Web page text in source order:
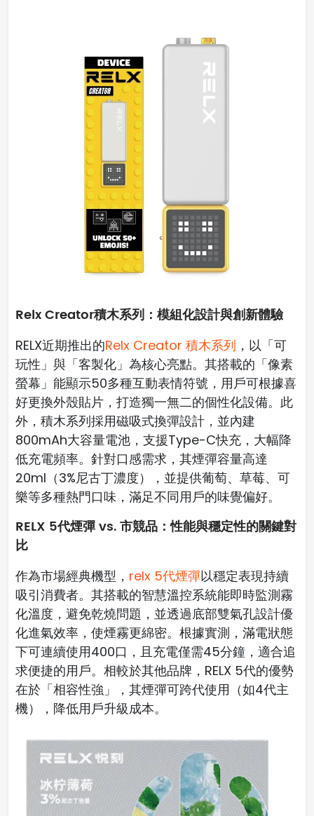
Relx Creator積木系列：模組化設計與創新體驗
RELX近期推出的Relx Creator 積木系列 ，以「可
玩性」與「客製化」為核心亮點。其搭載的「像素
螢幕」能顯示50多種互動表情符號，用戶可根據喜
好更換外殼貼片，打造獨一無二的個性化設備。此
外，積木系列採用磁吸式換彈設計，並內建
800mAh大容量電池，支援Type-C快充，大幅降
低充電頻率。針對口感需求，其煙彈容量高達
20ml（3%尼古丁濃度），並提供葡萄、草莓、可
樂等多種熱門口味，滿足不同用戶的味覺偏好。
RELX 5代煙彈 vs. 市競品：性能與穩定性的關鍵對
比
作為市場經典機型， relx 5代煙彈以穩定表現持續
吸引消費者。其搭載的智慧溫控系統能即時監測霧
化溫度，避免乾燒問題，並透過底部雙氣孔設計優
化進氣效率，使煙霧更綿密。根據實測，滿電狀態
下可連續使用400口，且充電僅需45分鐘，適合追
求便捷的用戶。相較於其他品牌，RELX 5代的優勢
在於「相容性強」，其煙彈可跨代使用（如4代主
機），降低用戶升級成本。